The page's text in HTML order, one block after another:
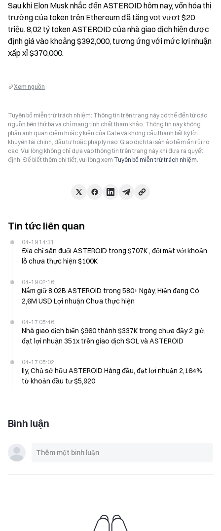
Sau khi Elon Musk nhắc đến ASTEROID hôm nay, vốn hóa thị
trường của token trên Ethereum đã tăng vọt vượt $20
triệu. 8,02 tỷ token ASTEROID của nhà giao dịch hiện được
định giá vào khoảng $392,000, tương ứng với mức lợi nhuận
xấp xỉ $370,000.
Xem nguồn
Tuyên bố miễn trừ trách nhiệm: Thông tin trên trang này có thể đến từ các
nguồn bên thứ ba và chỉ mang tính chất tham khảo. Thông tin này không
phản ánh quan điểm hoặc ý kiến của Gate và không cấu thành bất kỳ lời
khuyên tài chính, đầu tư hoặc pháp lý nào. Giao dịch tài sản ảo tiềm ẩn rủi ro
cao. Vui lòng không chỉ dựa vào thông tin trên trang này khi đưa ra quyết
định. Để biết thêm chi tiết, vui lòng xem Tuyên bố miễn trừ trách nhiệm.
Tin tức liên quan
04-19 14:31
Địa chỉ săn đuổi ASTEROID trong $707K , đối mặt với khoản
lỗ chưa thực hiện $100K
04-19 02:16
Nắm giữ 8,02B ASTEROID trong 580+ Ngày, Hiện đang Có
2,6M USD Lợi nhuận Chưa thực hiện
04-17 05:46
Nhà giao dịch biến $960 thành $337K trong chưa đầy 2 giờ,
đạt lợi nhuận 351x trên giao dịch SOL và ASTEROID
04-17 05:02
Ily, Chủ sở hữu ASTEROID Hàng đầu, đạt lợi nhuận 2,164%
từ khoản đầu tư $5,920
Bình luận